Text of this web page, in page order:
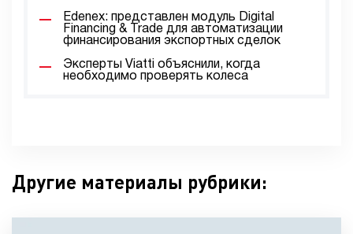
Edenex: представлен модуль Digital
Financing & Trade для автоматизации
финансирования экспортных сделок
Эксперты Viatti объяснили, когда
необходимо проверять колеса
Другие материалы рубрики: